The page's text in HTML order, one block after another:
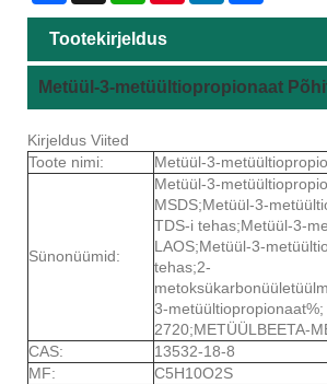
Tootekirjeldus
Metüül-3-metüültiopropionaat
Kirjeldus Viited
Toote nimi:
Metüül-3-
Sünonüümid:
Metüül-3-
MSDS;Metüül-3-
TDS-i tehas;Metüül-3-
LAOS;Metüül-3-
tehas;2-
3-metüültiopropionaat%;
2720;METÜÜLBEETA-
CAS:
13532-18-8
MF:
C5H10O2S